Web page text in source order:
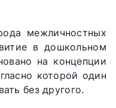
межличностных
в дошкольном
на концепции
которой один
без другого.